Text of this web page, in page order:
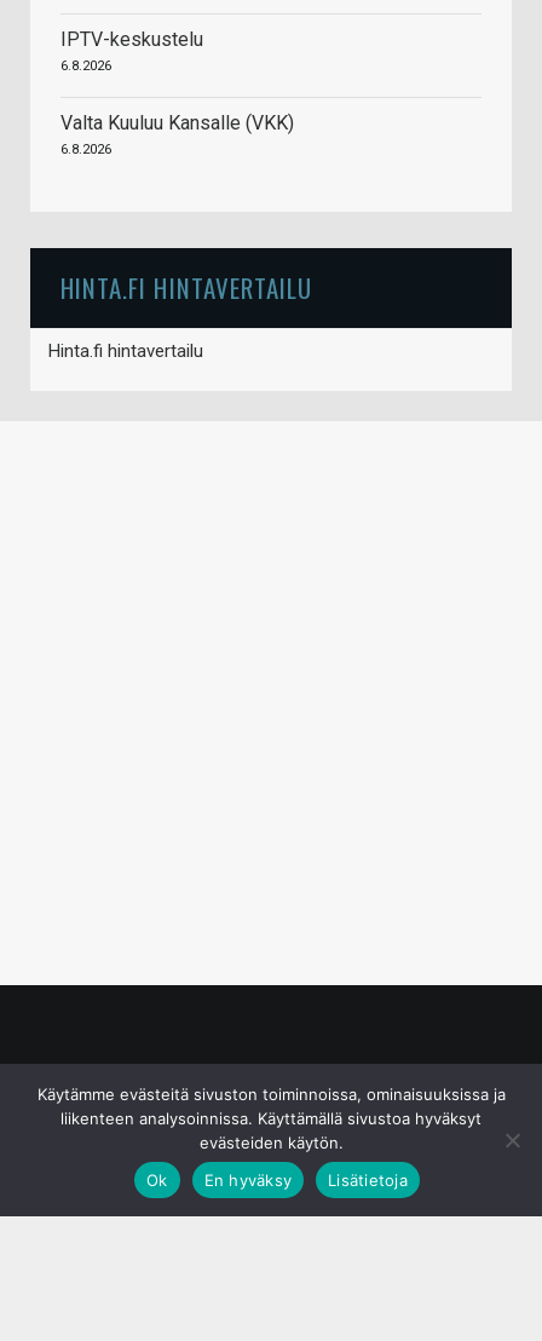
IPTV-keskustelu
6.8.2026
Valta Kuuluu Kansalle (VKK)
6.8.2026
HINTA.FI HINTAVERTAILU
Hinta.fi hintavertailu
Käytämme evästeitä sivuston toiminnoissa, ominaisuuksissa ja
liikenteen analysoinnissa. Käyttämällä sivustoa hyväksyt
evästeiden käytön.
Ok
En hyväksy Lisätietoja